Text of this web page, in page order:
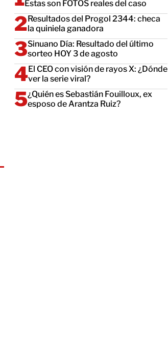
Estas son FOTOS reales del caso
Resultados del Progol 2344: checa
la quiniela ganadora
Sinuano Día: Resultado del último
sorteo HOY 3 de agosto
El CEO con visión de rayos X: ¿Dónde
ver la serie viral?
¿Quién es Sebastián Fouilloux, ex
esposo de Arantza Ruiz?